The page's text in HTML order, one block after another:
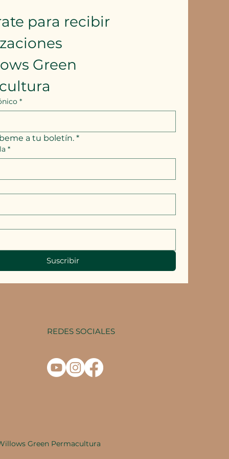
para recibir
Green
*
a tu boletín. *
*
Suscribir
REDES SOCIALES
Green Permacultura